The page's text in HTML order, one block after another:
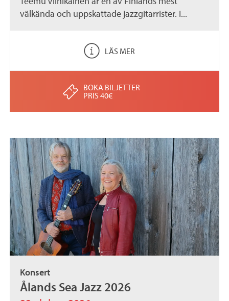
välkända och uppskattade jazzgitarrister. I...
LÄS MER
BOKA BILJETTER
PRIS 40€
Konsert
Ålands Sea Jazz 2026